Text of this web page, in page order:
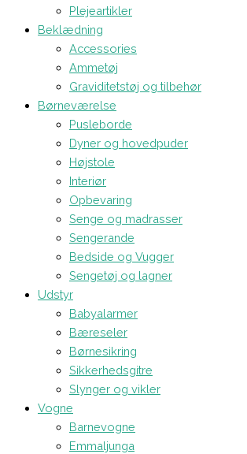
Plejeartikler
Beklædning
Accessories
Ammetøj
Graviditetstøj og tilbehør
Børneværelse
Pusleborde
Dyner og hovedpuder
Højstole
Interiør
Opbevaring
Senge og madrasser
Sengerande
Bedside og Vugger
Sengetøj og lagner
Udstyr
Babyalarmer
Bæreseler
Børnesikring
Sikkerhedsgitre
Slynger og vikler
Vogne
Barnevogne
Emmaljunga